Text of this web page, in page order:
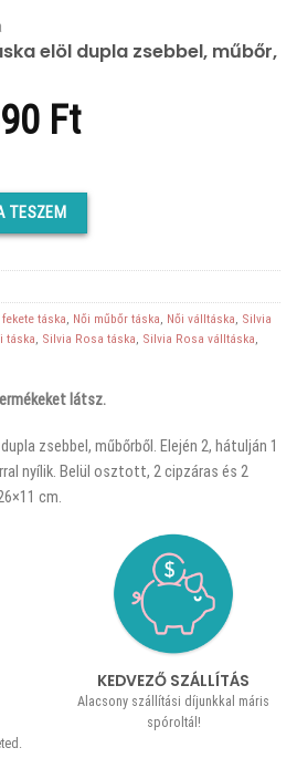
elöl dupla zsebbel, műbőr,
Ft.
FtCurrent
is:
7390 Ft.
zsebbel, műbőr, fekete mennyiség
TESZEM
fekete táska, Női műbőr táska, Női válltáska, Silvia
táska, Silvia Rosa táska, Silvia Rosa válltáska,
látsz.
zsebbel, műbőrből. Elején 2, hátulján 1
nyílik. Belül osztott, 2 cipzáras és 2
cm.
KEDVEZŐ SZÁLLÍTÁS
Alacsony szállítási díjunkkal máris
spóroltál!